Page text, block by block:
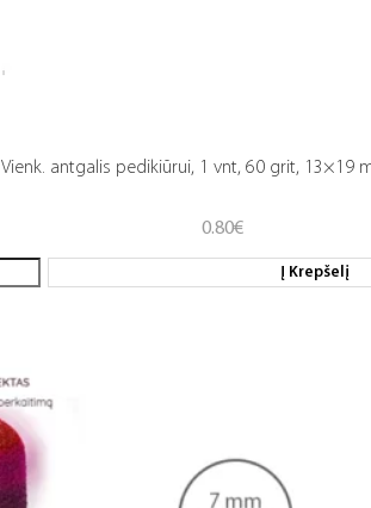
Vienk. antgalis pedikiūrui, 1 vnt, 60 grit, 13×19
0.80€
Į Krepšelį